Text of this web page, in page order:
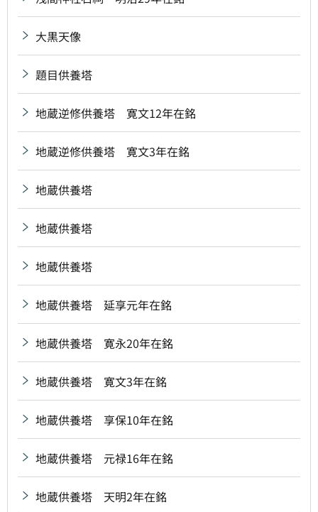
大黒天像
題目供養塔
地蔵逆修供養塔 寛文12年在銘
地蔵逆修供養塔 寛文3年在銘
地蔵供養塔
地蔵供養塔
地蔵供養塔
地蔵供養塔 延享元年在銘
地蔵供養塔 寛永20年在銘
地蔵供養塔 寛文3年在銘
地蔵供養塔 享保10年在銘
地蔵供養塔 元禄16年在銘
地蔵供養塔 天明2年在銘